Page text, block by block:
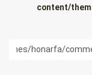
content/